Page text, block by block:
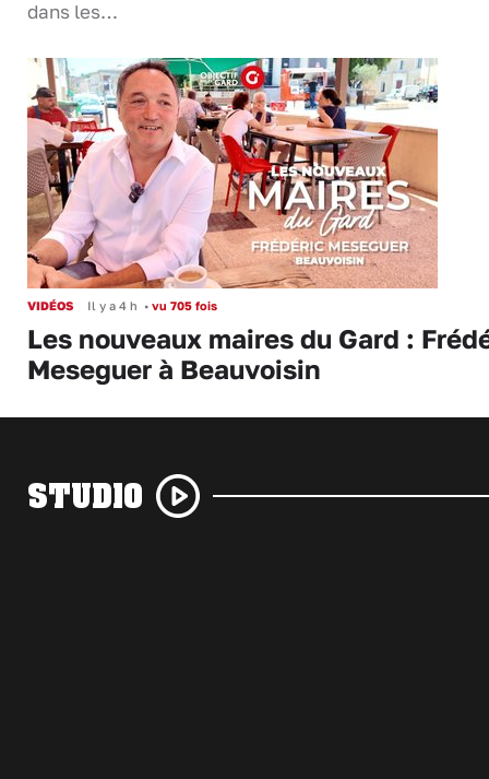
dans les…
VIDÉOS Il y a 4 h • vu 705 fois
Les nouveaux maires du Gard :
Meseguer à Beauvoisin
STUDIO